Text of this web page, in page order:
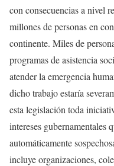
con consecuencias a nivel
millones de personas en
continente. Miles de
programas de asistencia
atender la emergencia
dicho trabajo estaría
esta legislación toda
intereses gubernamentales
automáticamente
incluye organizaciones,